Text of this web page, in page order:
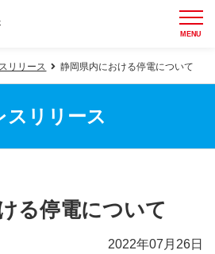
MENU
リリース 静岡県内における停電について
スリリース
る停電について
2022年07月26日